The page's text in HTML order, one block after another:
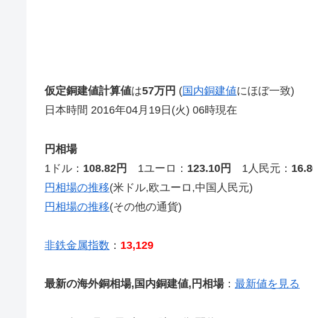
仮定銅建値計算値は57万円 (国内銅建値にほぼ一致)
日本時間 2016年04月19日(火) 06時現在
円相場
1ドル： 108.82円 1ユーロ： 123.10円 1人民元：
円相場の推移(米ドル,欧ユーロ,中国人民元)
円相場の推移(その他の通貨)
非鉄金属指数 ： 13,129
最新の海外銅相場,国内銅建値,円相場： 最新値を見る